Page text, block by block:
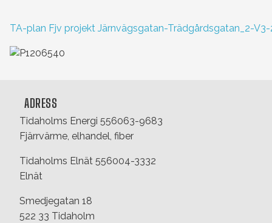
TA-plan Fjv projekt Järnvägsgatan-Trädgårdsgatan_2-V3-
ADRESS
Tidaholms Energi 556063-9683
Fjärrvärme, elhandel, fiber
Tidaholms Elnät 556004-3332
Elnät
Smedjegatan 18
522 33 Tidaholm